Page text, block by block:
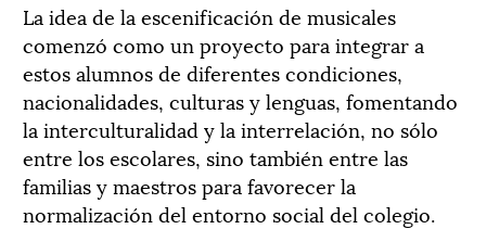
La idea de la escenificación de musicales
comenzó como un proyecto para integrar a
estos alumnos de diferentes condiciones,
nacionalidades, culturas y lenguas, fomentando
la interculturalidad y la interrelación, no sólo
entre los escolares, sino también entre las
familias y maestros para favorecer la
normalización del entorno social del colegio.